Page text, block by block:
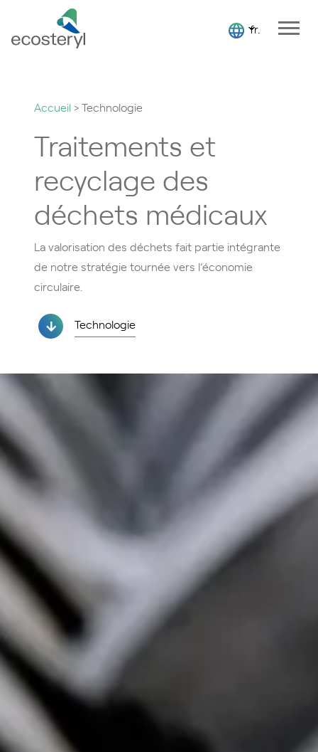
fr.
Accueil>Technologie
Traitements et
recyclage des
déchets médicaux
La valorisation des déchets fait partie intégrante
de notre stratégie tournée vers l’économie
circulaire.
Technologie